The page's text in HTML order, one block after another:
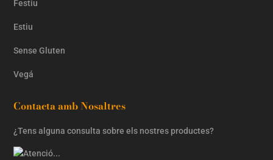
Festiu
Estiu
Sense Gluten
Vegá
Contacta amb Nosaltres
¿Tens alguna consulta sobre els nostres productes?